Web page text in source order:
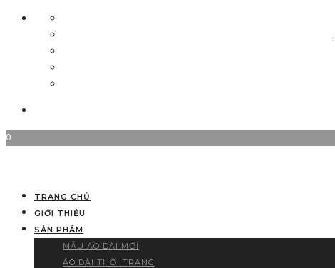
0
TRANG CHỦ
GIỚI THIỆU
SẢN PHẨM
MẪU ÁO DÀI MỚI
ÁO DÀI THỜI TRANG